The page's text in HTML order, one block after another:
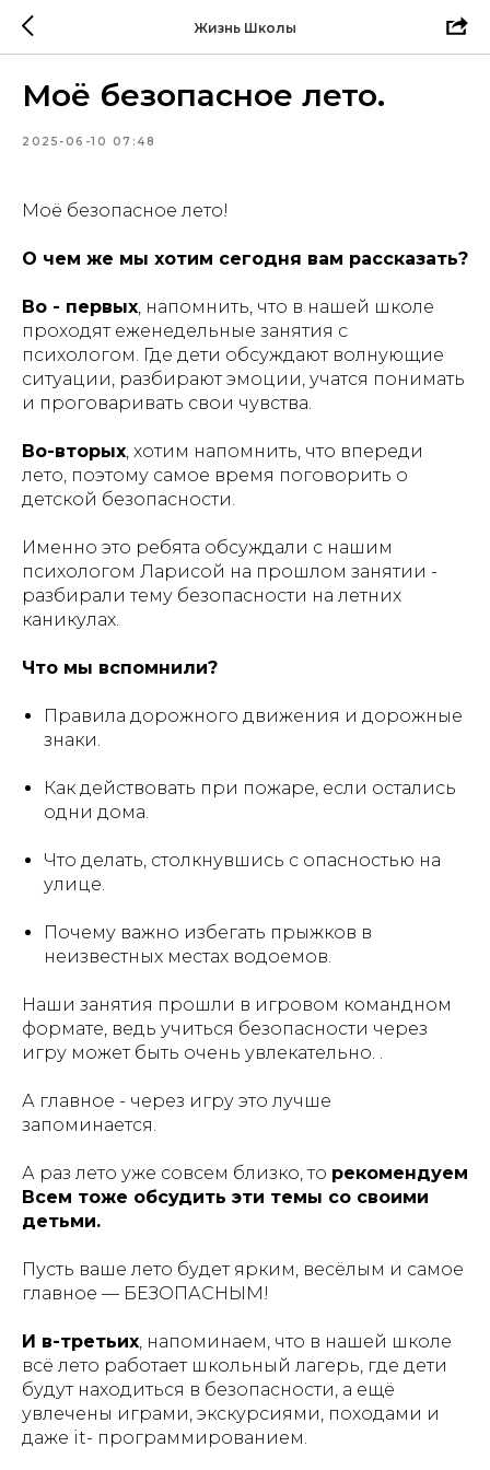
Жизнь Школы
Моё безопасное лето.
2025-06-10 07:48
Моё безопасное лето!
О чем же мы хотим сегодня вам рассказать?
Во - первых, напомнить, что в нашей школе
проходят еженедельные занятия с
психологом. Где дети обсуждают волнующие
ситуации, разбирают эмоции, учатся понимать
и проговаривать свои чувства.
Во-вторых, хотим напомнить, что впереди
лето, поэтому самое время поговорить о
детской безопасности.
Именно это ребята обсуждали с нашим
психологом Ларисой на прошлом занятии -
разбирали тему безопасности на летних
каникулах.
Что мы вспомнили?
Правила дорожного движения и дорожные
знаки.
Как действовать при пожаре, если остались
одни дома.
Что делать, столкнувшись с опасностью на
улице.
Почему важно избегать прыжков в
неизвестных местах водоемов.
Наши занятия прошли в игровом командном
формате, ведь учиться безопасности через
игру может быть очень увлекательно. .
А главное - через игру это лучше
запоминается.
А раз лето уже совсем близко, то рекомендуем
Всем тоже обсудить эти темы со своими
детьми.
Пусть ваше лето будет ярким, весёлым и самое
главное — БЕЗОПАСНЫМ!
И в-третьих, напоминаем, что в нашей школе
всё лето работает школьный лагерь, где дети
будут находиться в безопасности, а ещё
увлечены играми, экскурсиями, походами и
даже it- программированием.